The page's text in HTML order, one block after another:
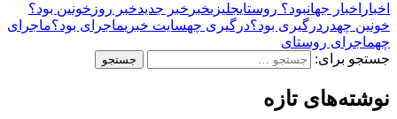
اخبار اخبار جهانبود؟ روستایجلیزیخبر خبر جدیدخبر روز خونین بود؟
خونین چهدر درگیری بود؟درگیری چهسایت خبریماجرای بود؟ماجرای
چهماجرای روستای
جستجو برای:
نوشته‌های تازه